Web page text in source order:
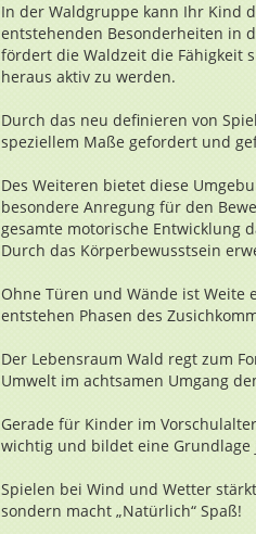
In der Waldgruppe kann Ihr Kind
entstehenden Besonderheiten in
fördert die Waldzeit die Fähigkeit
heraus aktiv zu werden.
Durch das neu definieren von
speziellem Maße gefordert und
Des Weiteren bietet diese
besondere Anregung für den
gesamte motorische Entwicklung
Durch das Körperbewusstsein
Ohne Türen und Wände ist Weite
entstehen Phasen des
Der Lebensraum Wald regt zum
Umwelt im achtsamen Umgang
Gerade für Kinder im
wichtig und bildet eine
Spielen bei Wind und Wetter
sondern macht „Natürlich“ Spaß!